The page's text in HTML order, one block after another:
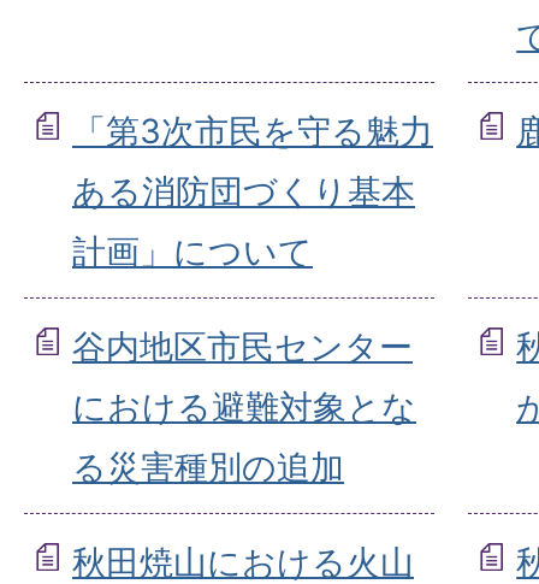
「第3次市民を守る魅力
ある消防団づくり基本
計画」について
谷内地区市民センター
における避難対象とな
る災害種別の追加
秋田焼山における火山